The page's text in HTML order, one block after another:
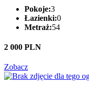
Pokoje:3
Łazienki:0
Metraż:54
2 000 PLN
Zobacz